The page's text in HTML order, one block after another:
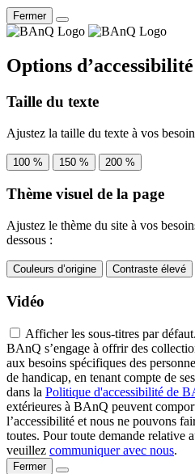
Fermer
Options d’accessibilité
Taille du texte
Ajustez la taille du texte à vos
100 % 150 % 200 %
Thème visuel de la page
Ajustez le thème du site à vos
dessous :
Couleurs d’origine Contraste élevé
Vidéo
Afficher les sous-titres par défaut.
BAnQ s’engage à offrir des
aux besoins spécifiques des
de handicap, en tenant compte de
dans la Politique d'accessibilité de
extérieures à BAnQ peuvent
l’accessibilité et nous ne pouvons
toutes. Pour toute demande relative
veuillez communiquer avec nous.
Fermer